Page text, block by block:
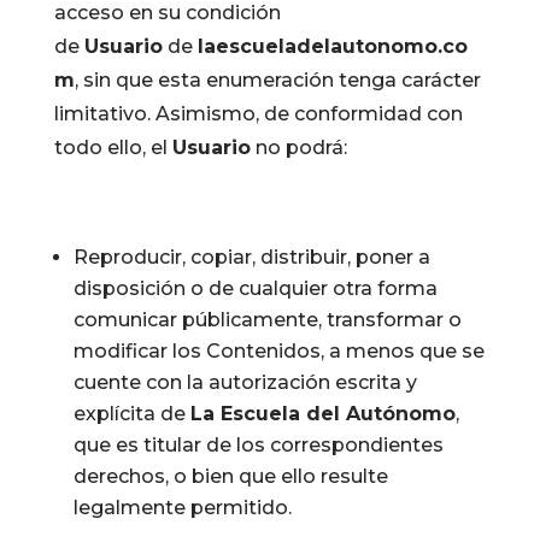
acceso en su condición
de Usuariode laescueladelautonomo.co
m, sin que esta enumeración tenga carácter
limitativo. Asimismo, de conformidad con
todo ello, el Usuariono podrá:
Reproducir, copiar, distribuir, poner a
disposición o de cualquier otra forma
comunicar públicamente, transformar o
modificar los Contenidos, a menos que se
cuente con la autorización escrita y
explícita de La Escuela del Autónomo,
que es titular de los correspondientes
derechos, o bien que ello resulte
legalmente permitido.